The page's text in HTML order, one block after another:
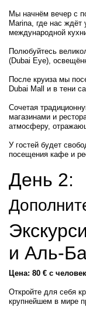
Мы начнём вечер с
Marina, где нас
международной
Полюбуйтесь
(Dubai Eye),
После круиза мы
Dubai Mall и в тени
Сочетая
магазинами и
атмосферу,
У гостей будет
посещения кафе и
День 2:
и Аль-
Цена: 80 € с
Откройте для себя
крупнейшем в мире